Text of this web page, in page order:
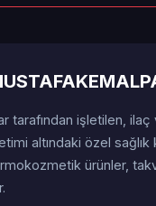
tarafından işletilen,
altındaki özel
ürünler,